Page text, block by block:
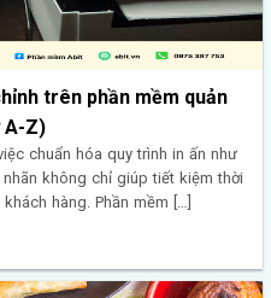
trên phần mềm quản
A-Z)
chuẩn hóa quy trình in ấn như
không chỉ giúp tiết kiệm thời
hàng. Phần mềm […]